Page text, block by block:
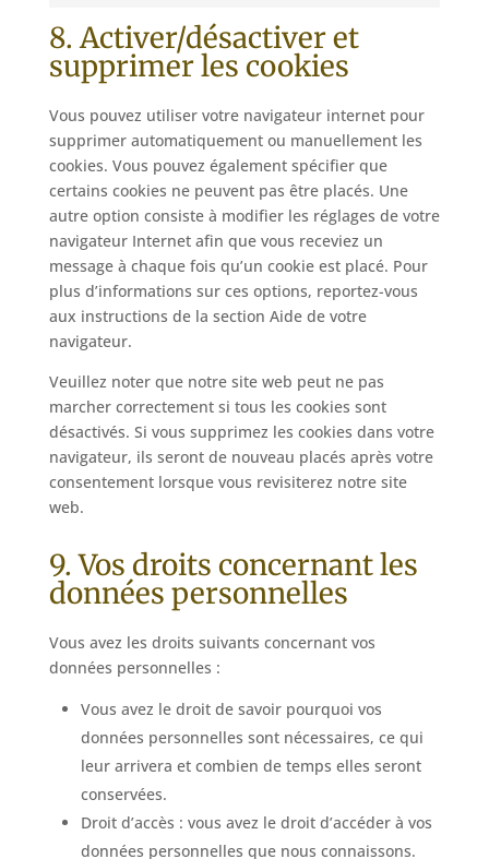
8. Activer/désactiver et
supprimer les cookies
Vous pouvez utiliser votre navigateur internet pour
supprimer automatiquement ou manuellement les
cookies. Vous pouvez également spécifier que
certains cookies ne peuvent pas être placés. Une
autre option consiste à modifier les réglages de votre
navigateur Internet afin que vous receviez un
message à chaque fois qu’un cookie est placé. Pour
plus d’informations sur ces options, reportez-vous
aux instructions de la section Aide de votre
navigateur.
Veuillez noter que notre site web peut ne pas
marcher correctement si tous les cookies sont
désactivés. Si vous supprimez les cookies dans votre
navigateur, ils seront de nouveau placés après votre
consentement lorsque vous revisiterez notre site
web.
9. Vos droits concernant les
données personnelles
Vous avez les droits suivants concernant vos
données personnelles :
Vous avez le droit de savoir pourquoi vos
données personnelles sont nécessaires, ce qui
leur arrivera et combien de temps elles seront
conservées.
Droit d’accès : vous avez le droit d’accéder à vos
données personnelles que nous connaissons.